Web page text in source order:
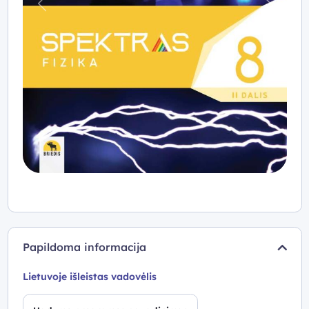
Praeitas Kitas
Papildoma informacija
Lietuvoje išleistas vadovėlis